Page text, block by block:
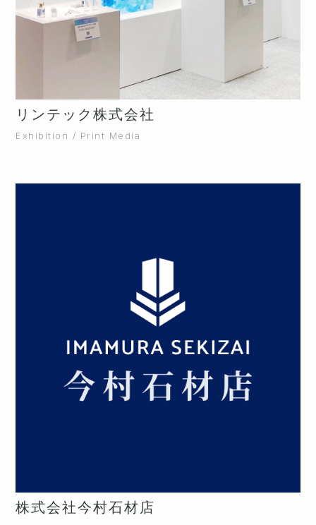
リンテック株式会社
Exhibition / Print Media
株式会社今村石材店